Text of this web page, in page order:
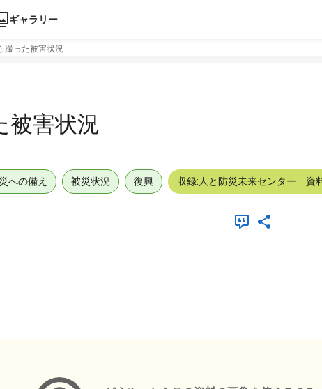
ギャラリー
撮った被害状況
被害状況
への備え 被災状況 復興 収録:人と防災未来センター 資